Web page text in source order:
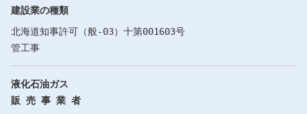
建設業の種類
北海道知事許可（般-03）十第001603号
管工事
液化石油ガス
販 売 事 業 者